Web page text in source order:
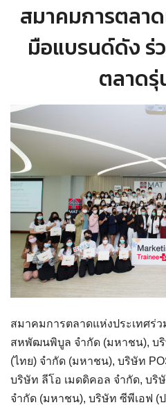
สมาคมการตลา
มือแบรนด์ดัง ร่
ตลาดรุ่
สมาคมการตลาดแห่งประเทศร่
สหพัฒนพิบูล จำกัด (มหาชน), บริ
(ไทย) จำกัด (มหาชน), บริษัท
บริษัท ลีโอ เมดดิคอล จำกัด, บริ
จำกัด (มหาชน), บริษัท ซีพีเอฟ (